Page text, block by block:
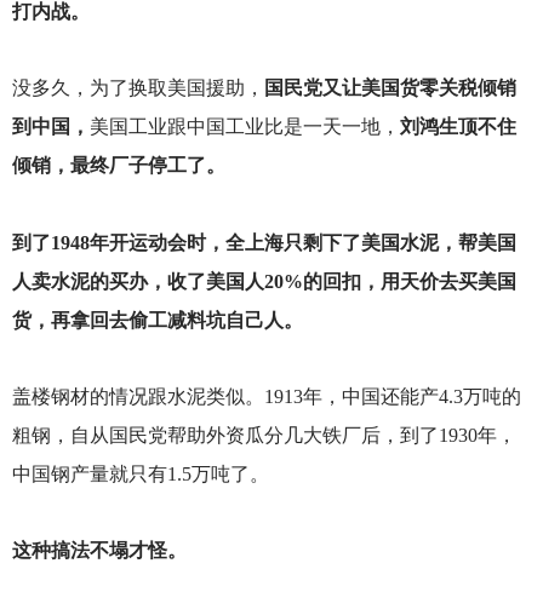
打内战。
没多久，为了换取美国援助， 国民党又让美国货零关税倾销
到中国， 美国工业跟中国工业比是一天一地， 刘鸿生顶不住
倾销，最终厂子停工了。
到了1948年开运动会时，全上海只剩下了美国水泥，帮美国
人卖水泥的买办，收了美国人20%的回扣，用天价去买美国
货，再拿回去偷工减料坑自己人。
盖楼钢材的情况跟水泥类似。1913年，中国还能产4.3万吨的
粗钢，自从国民党帮助外资瓜分几大铁厂后，到了1930年，
中国钢产量就只有1.5万吨了。
这种搞法不塌才怪。